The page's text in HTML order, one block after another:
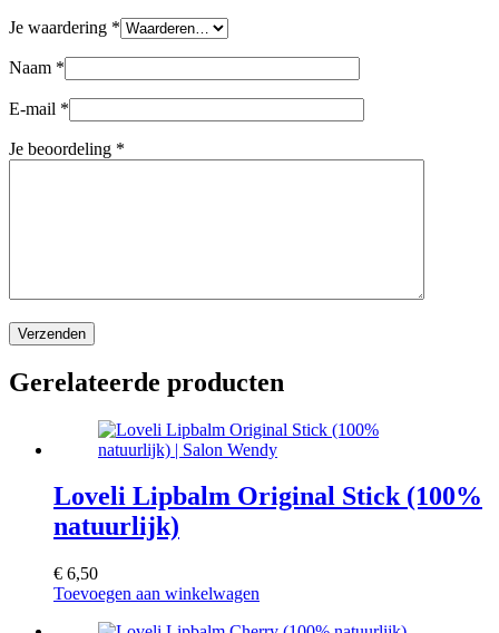
Je waardering *
Naam *
E-mail *
Je beoordeling *
Verzenden
Gerelateerde producten
Loveli Lipbalm Original Stick (100%
natuurlijk)
€ 6,50
Toevoegen aan winkelwagen